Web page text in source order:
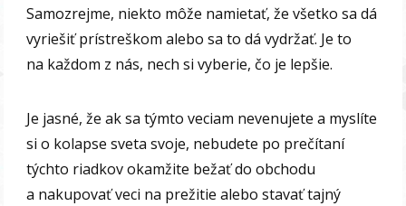
Samozrejme, niekto môže namietať, že všetko sa dá
vyriešiť prístreškom alebo sa to dá vydržať. Je to
na každom z nás, nech si vyberie, čo je lepšie.
Je jasné, že ak sa týmto veciam nevenujete a myslíte
si o kolapse sveta svoje, nebudete po prečítaní
týchto riadkov okamžite bežať do obchodu
a nakupovať veci na prežitie alebo stavať tajný